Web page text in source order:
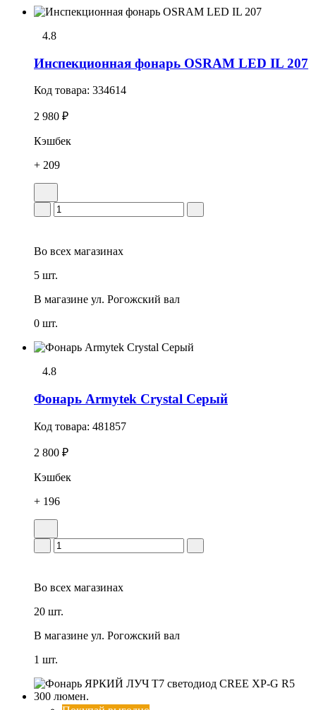
4.8
Инспекционная фонарь OSRAM LED IL 207
Код товара: 334614
2 980 ₽
Кэшбек
+ 209
Во всех магазинах
5 шт.
В магазине ул. Рогожский вал
0 шт.
4.8
Фонарь Armytek Crystal Серый
Код товара: 481857
2 800 ₽
Кэшбек
+ 196
Во всех магазинах
20 шт.
В магазине ул. Рогожский вал
1 шт.